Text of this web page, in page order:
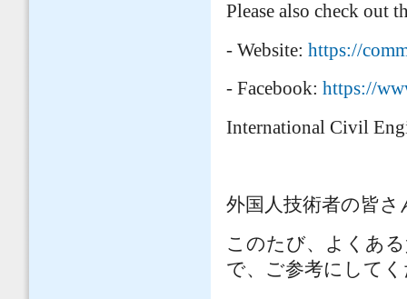
Please also check out
- Website: https://
- Facebook: https://
International Civil
外国人技術者の皆さ
このたび、よくあ
で、ご参考にして